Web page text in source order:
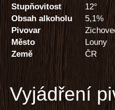
Stupňovitost
12°
Obsah alkoholu
5,1%
Pivovar
Město
Louny
Země
ČR
Vyjádření